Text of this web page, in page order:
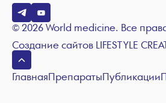
© 2026 World medicine. Все
Создание сайтов LIFESTYLE
ГлавнаяПрепаратыПубликации